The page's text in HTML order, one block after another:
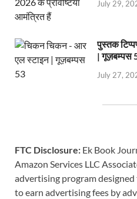
July 29,
पुस्तक
| गूज़बम्पस
July 27,
FTC Disclosure: Ek Book
Amazon Services LLC
advertising program
to earn advertising fees by